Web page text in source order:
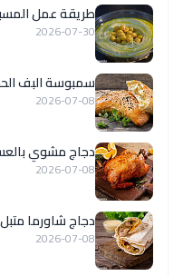
‏طريقة عمل
2026-07-30
سمبوسة البف
2026-07-08
دجاج مشوي
2026-07-08
دجاج شاورما
2026-07-08